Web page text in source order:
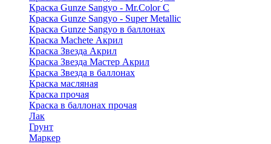
Краска Gunze Sangyo - Mr.Color C
Краска Gunze Sangyo - Super Metallic
Краска Gunze Sangyo в баллонах
Краска Machete Акрил
Краска Звезда Акрил
Краска Звезда Мастер Акрил
Краска Звезда в баллонах
Краска масляная
Краска прочая
Краска в баллонах прочая
Лак
Грунт
Маркер